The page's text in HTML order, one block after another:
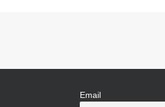
Email